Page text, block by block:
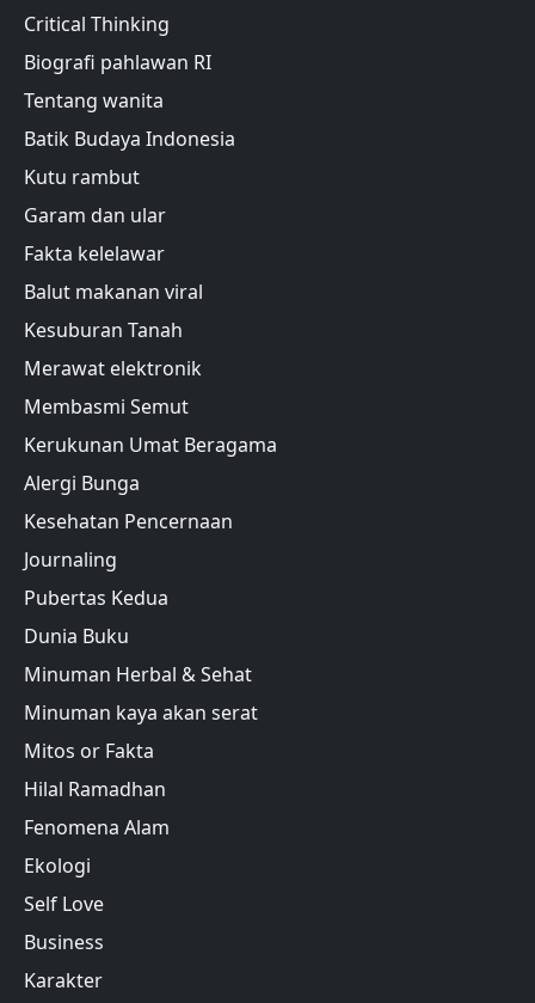
Critical Thinking
Biografi pahlawan RI
Tentang wanita
Batik Budaya Indonesia
Kutu rambut
Garam dan ular
Fakta kelelawar
Balut makanan viral
Kesuburan Tanah
Merawat elektronik
Membasmi Semut
Kerukunan Umat Beragama
Alergi Bunga
Kesehatan Pencernaan
Journaling
Pubertas Kedua
Dunia Buku
Minuman Herbal & Sehat
Minuman kaya akan serat
Mitos or Fakta
Hilal Ramadhan
Fenomena Alam
Ekologi
Self Love
Business
Karakter